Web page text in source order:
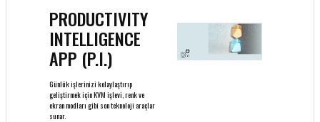
PRODUCTIVITY
INTELLIGENCE
APP (P.I.)
Günlük işlerinizi kolaylaştırıp
geliştirmek için KVM işlevi, renk ve
ekran modları gibi son teknoloji araçlar
sunar.